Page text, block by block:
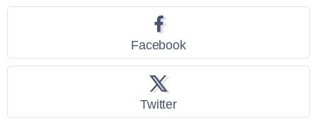
Facebook
Twitter